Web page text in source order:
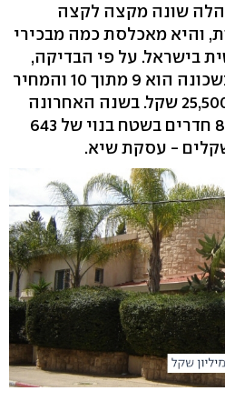
שונה מקצה לקצה
והיא מאכלסת כמה מבכירי
בישראל. על פי הבדיקה,
המדרג החברתי-כלכלי בשכונה הוא 9 מתוך 10 והמחיר
הממוצע למ"ר עומד על 25,500 שקל. בשנה האחרונה
נמכרה בשכונה וילה עם 8 חדרים בשטח בנוי של 643